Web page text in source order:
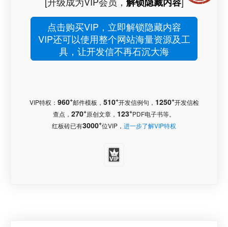
点击购买VIP，立即解锁隐藏内容
VIP还可以使用整个网站海量资源及工
具，让开发信不再石沉大海
VIP特权： 960+邮件模板， 510+开发信例句， 1250+开发信检
查点， 270+原创文章， 123+PDF电子书等。
红板砖已有3000+位VIP， 进一步了解VIP特权